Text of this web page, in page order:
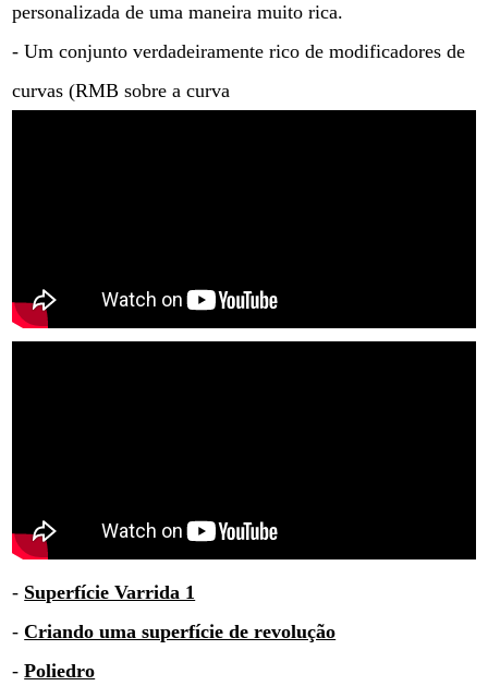
personalizada de uma maneira muito rica.
- Um conjunto verdadeiramente rico de modificadores de
curvas (RMB sobre a curva
- Superfície Varrida 1
-Criando uma superfície de revolução
-Poliedro